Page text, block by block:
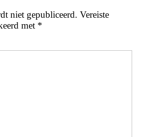
niet gepubliceerd. Vereiste
met *